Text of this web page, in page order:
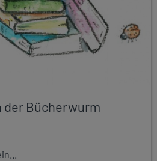
der Bücherwurm